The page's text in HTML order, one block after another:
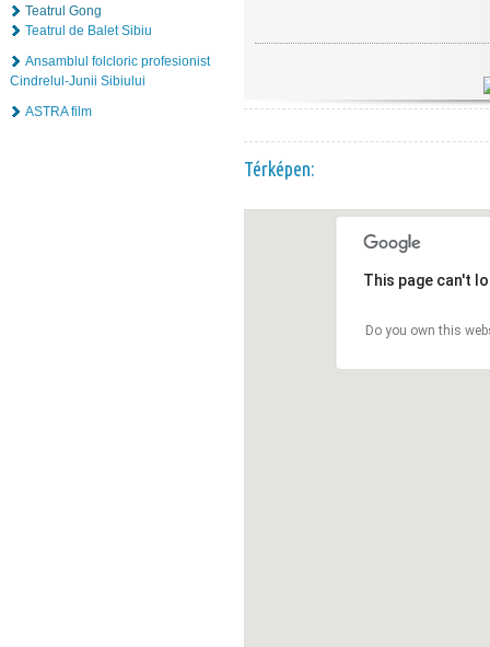
Teatrul Gong
Teatrul de Balet Sibiu
Ansamblul folcloric profesionist
Cindrelul-Junii Sibiului
ASTRA film
Térképen:
This page can't
Do you own this